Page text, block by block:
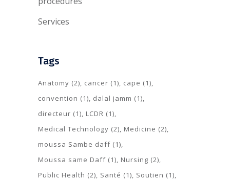
Services
Tags
Anatomy (2) cancer (1) cape (1)
convention (1) dalal jamm (1)
directeur (1) LCDR (1)
Medical Technology (2) Medicine (2)
moussa Sambe daff (1)
Moussa same Daff (1) Nursing (2)
Public Health (2) Santé (1) Soutien (1)